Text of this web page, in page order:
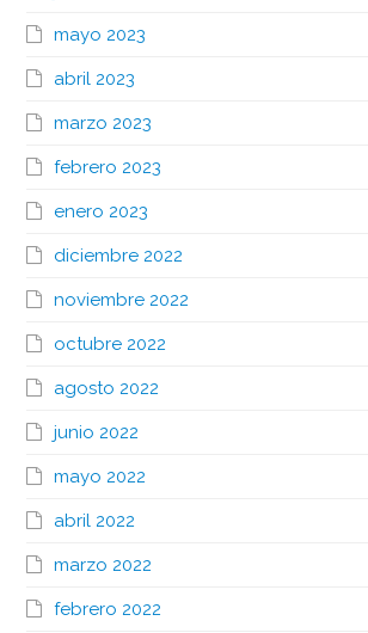
mayo 2023
abril 2023
marzo 2023
febrero 2023
enero 2023
diciembre 2022
noviembre 2022
octubre 2022
agosto 2022
junio 2022
mayo 2022
abril 2022
marzo 2022
febrero 2022